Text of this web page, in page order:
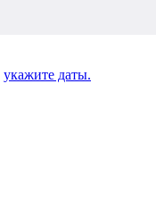
укажите даты.